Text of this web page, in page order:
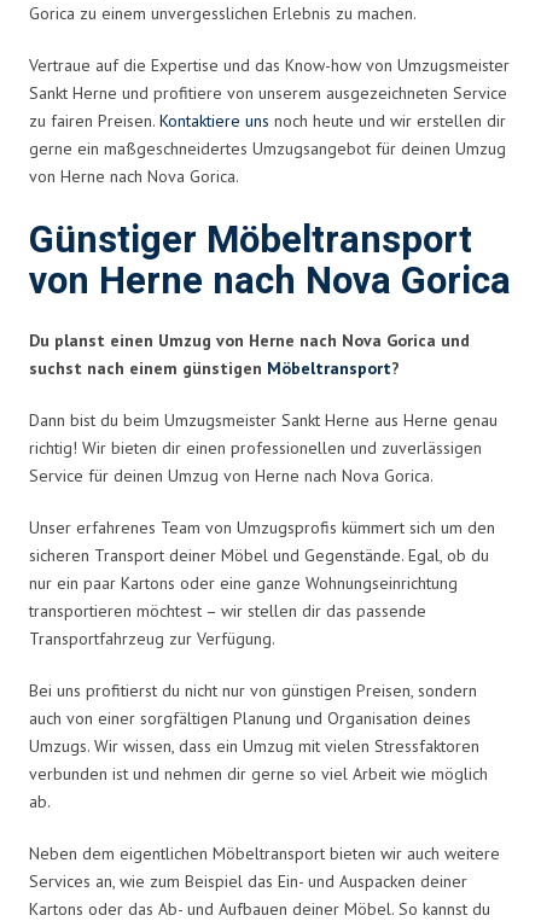
Gorica zu einem unvergesslichen Erlebnis zu machen.
Vertraue auf die Expertise und das Know-how von Umzugsmeister
Sankt Herne und profitiere von unserem ausgezeichneten Service
zu fairen Preisen. Kontaktiere uns noch heute und wir erstellen dir
gerne ein maßgeschneidertes Umzugsangebot für deinen Umzug
von Herne nach Nova Gorica.
Günstiger Möbeltransport
von Herne nach Nova Gorica
Du planst einen Umzug von Herne nach Nova Gorica und
suchst nach einem günstigen Möbeltransport?
Dann bist du beim Umzugsmeister Sankt Herne aus Herne genau
richtig! Wir bieten dir einen professionellen und zuverlässigen
Service für deinen Umzug von Herne nach Nova Gorica.
Unser erfahrenes Team von Umzugsprofis kümmert sich um den
sicheren Transport deiner Möbel und Gegenstände. Egal, ob du
nur ein paar Kartons oder eine ganze Wohnungseinrichtung
transportieren möchtest – wir stellen dir das passende
Transportfahrzeug zur Verfügung.
Bei uns profitierst du nicht nur von günstigen Preisen, sondern
auch von einer sorgfältigen Planung und Organisation deines
Umzugs. Wir wissen, dass ein Umzug mit vielen Stressfaktoren
verbunden ist und nehmen dir gerne so viel Arbeit wie möglich
ab.
Neben dem eigentlichen Möbeltransport bieten wir auch weitere
Services an, wie zum Beispiel das Ein- und Auspacken deiner
Kartons oder das Ab- und Aufbauen deiner Möbel. So kannst du